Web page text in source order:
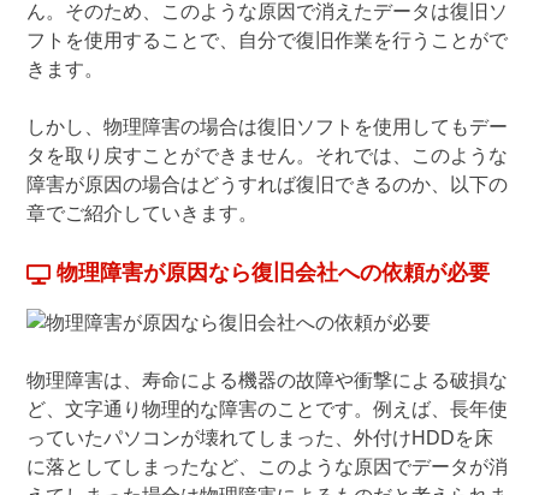
ん。そのため、このような原因で消えたデータは復旧ソ
フトを使用することで、自分で復旧作業を行うことがで
きます。
しかし、物理障害の場合は復旧ソフトを使用してもデー
タを取り戻すことができません。それでは、このような
障害が原因の場合はどうすれば復旧できるのか、以下の
章でご紹介していきます。
物理障害が原因なら復旧会社への依頼が必要
物理障害は、寿命による機器の故障や衝撃による破損な
ど、文字通り物理的な障害のことです。例えば、長年使
っていたパソコンが壊れてしまった、外付けHDDを床
に落としてしまったなど、このような原因でデータが消